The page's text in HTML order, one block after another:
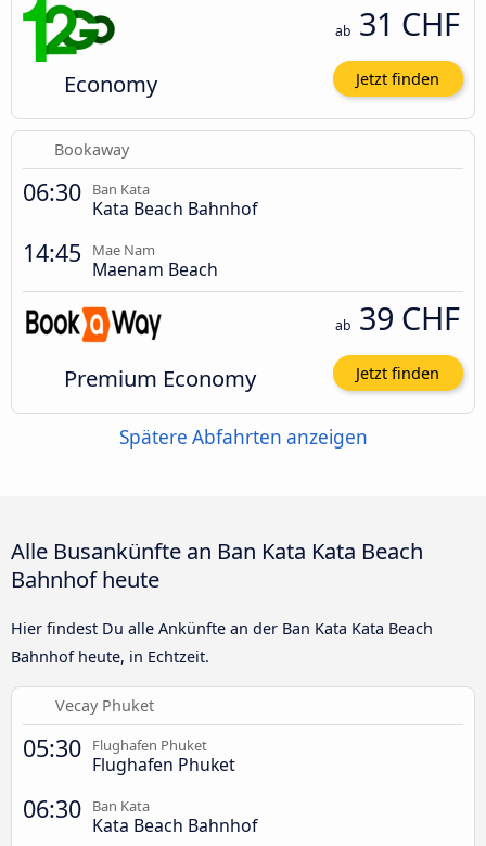
Economy
ab 31 CHF
Jetzt finden
Bookaway
06:30 Ban Kata
Kata Beach Bahnhof
14:45 Mae Nam
Maenam Beach
Premium Economy
ab 39 CHF
Jetzt finden
Spätere Abfahrten anzeigen
Alle Busankünfte an Ban Kata Kata Beach
Bahnhof heute
Hier findest Du alle Ankünfte an der Ban Kata Kata Beach
Bahnhof heute, in Echtzeit.
Vecay Phuket
05:30 Flughafen Phuket
Flughafen Phuket
06:30 Ban Kata
Kata Beach Bahnhof